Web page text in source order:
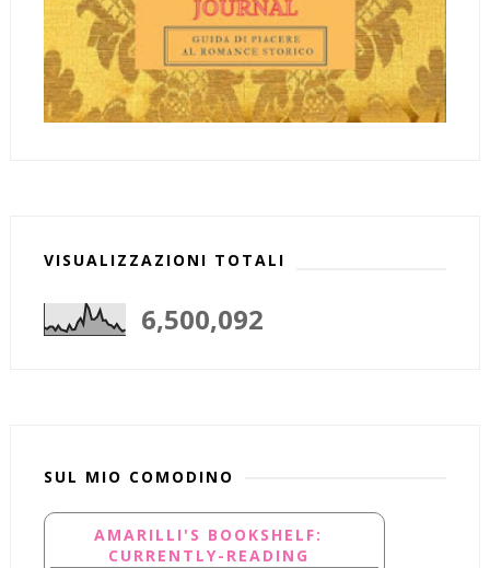
VISUALIZZAZIONI TOTALI
6,500,092
SUL MIO COMODINO
AMARILLI'S BOOKSHELF:
CURRENTLY-READING